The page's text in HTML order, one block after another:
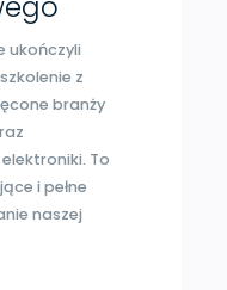
ukończyli
z
branży
To
i pełne
naszej